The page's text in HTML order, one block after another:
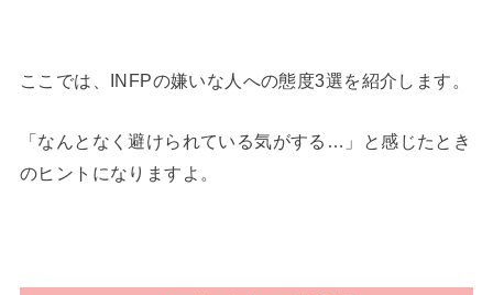
ここでは、INFPの嫌いな人への態度3選を紹介します。
「なんとなく避けられている気がする…」と感じたとき
のヒントになりますよ。